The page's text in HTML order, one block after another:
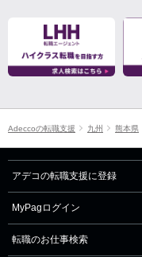
Adeccoの転職支援 九州 熊本県
アデコの転職支援に登録
MyPagログイン
転職のお仕事検索